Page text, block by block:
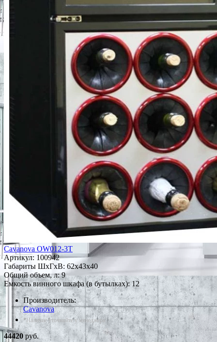
Cavanova OW012-3T
Артикул: 100942
Габариты ШxГxВ: 62x43x40
Общий объем, л: 9
Емкость винного шкафа (в бутылках): 12
Производитель:
Cavanova
*Наличие уточняйте у менеджера
44420руб.